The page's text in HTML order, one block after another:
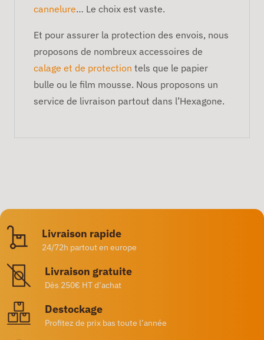
cannelure… Le choix est vaste.
Et pour assurer la protection des envois, nous
proposons de nombreux accessoires de
calage et de protection tels que le papier
bulle ou le film mousse. Nous proposons un
service de livraison partout dans l’Hexagone.
Livraison rapide
24/72h partout en europe
Livraison gratuite
Dès 250€ HT d’achat
Destockage
Profitez de prix bas toute l’année